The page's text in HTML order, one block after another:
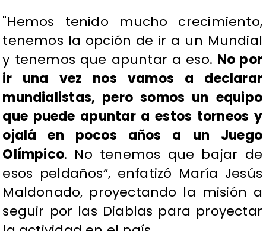
"Hemos tenido mucho crecimiento,
tenemos la opción de ir a un Mundial
y tenemos que apuntar a eso. No por
ir una vez nos vamos a declarar
mundialistas, pero somos un equipo
que puede apuntar a estos torneos y
ojalá en pocos años a un Juego
Olímpico. No tenemos que bajar de
esos peldaños“, enfatizó María Jesús
Maldonado, proyectando la misión a
seguir por las Diablas para proyectar